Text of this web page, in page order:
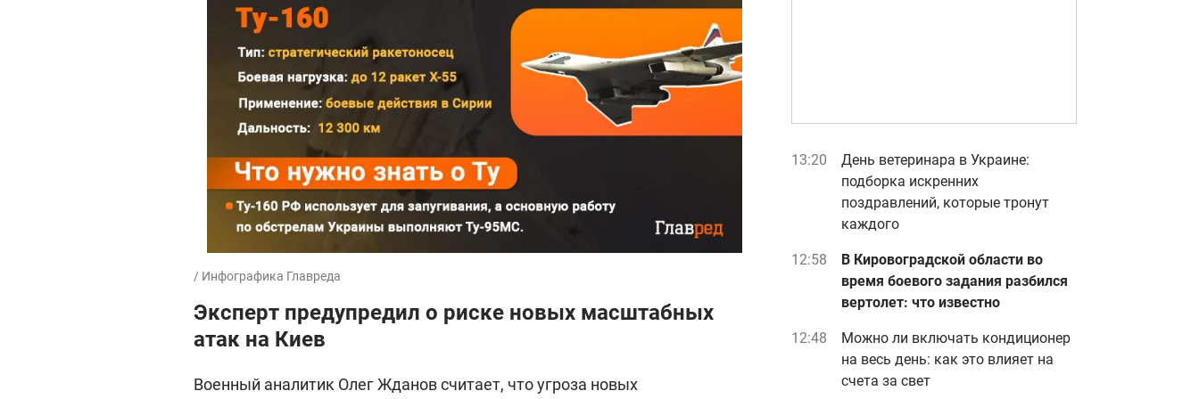
/ Инфографика Главреда
Эксперт предупредил о риске новых масштабных
атак на Киев
Военный аналитик Олег Жданов считает, что угроза новых
13:20
День ветеринара в Украине:
подборка искренних
поздравлений, которые тронут
каждого
12:58
В Кировоградской области во
время боевого задания разбился
вертолет: что известно
12:48
Можно ли включать кондиционер
на весь день: как это влияет на
счета за свет